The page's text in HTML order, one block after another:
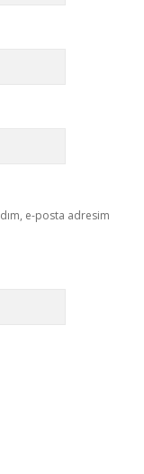
e-posta adresim